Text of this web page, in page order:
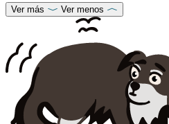
Ver más Ver menos